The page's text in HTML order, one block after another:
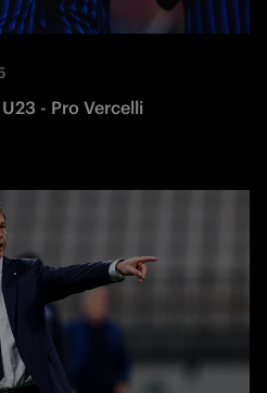
- Pro Vercelli